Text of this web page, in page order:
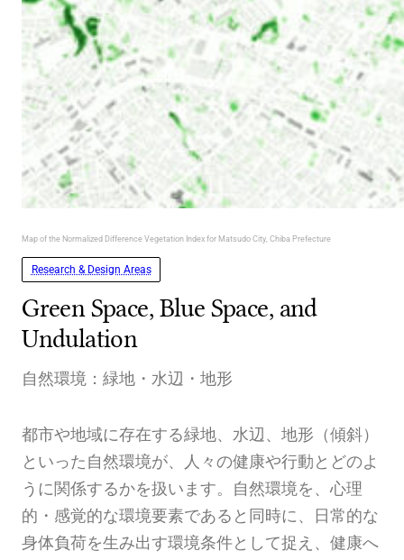
Map of the Normalized Difference Vegetation Index for Matsudo City, Chiba Prefecture
Research & Design Areas
Green Space, Blue Space, and
Undulation
自然環境：緑地・水辺・地形
都市や地域に存在する緑地、水辺、地形（傾斜）
といった自然環境が、人々の健康や行動とどのよ
うに関係するかを扱います。自然環境を、心理
的・感覚的な環境要素であると同時に、日常的な
身体負荷を生み出す環境条件として捉え、健康へ